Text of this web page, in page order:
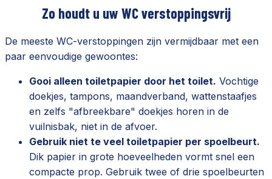
Zo houdt u uw WC verstoppingsvrij
De meeste WC-verstoppingen zijn vermijdbaar met een
paar eenvoudige gewoontes:
Gooi alleen toiletpapier door het toilet. Vochtige
doekjes, tampons, maandverband, wattenstaafjes
en zelfs "afbreekbare" doekjes horen in de
vuilnisbak, niet in de afvoer.
Gebruik niet te veel toiletpapier per spoelbeurt.
Dik papier in grote hoeveelheden vormt snel een
compacte prop. Gebruik twee of drie spoelbeurten